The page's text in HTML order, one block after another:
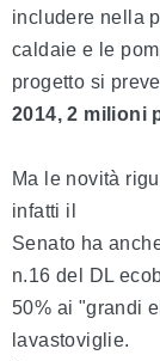
includere nella
caldaie e le
progetto si
2014, 2 milioni
Ma le novità
infatti il
Senato ha
n.16 del DL
50% ai "grandi
lavastoviglie.